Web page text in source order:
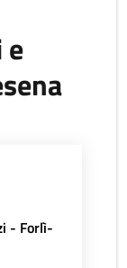
- Forlì-